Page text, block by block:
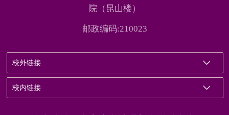
院（昆山楼）
邮政编码:210023
校外链接
校内链接